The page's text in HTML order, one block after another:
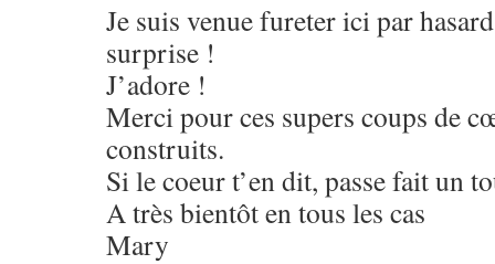
Je suis venue fureter ici par
surprise !
J’adore !
Merci pour ces supers coups de
construits.
Si le coeur t’en dit, passe fait un
A très bientôt en tous les cas
Mary